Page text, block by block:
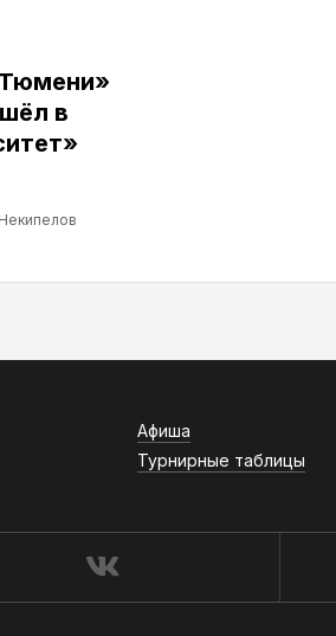
в
Афиша
Турнирные таблицы